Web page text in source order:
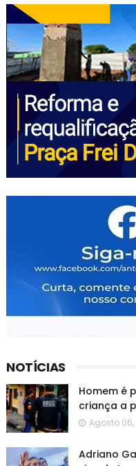
NOTÍCIAS
Homem é
criança a
Agosto 06,
Adriano